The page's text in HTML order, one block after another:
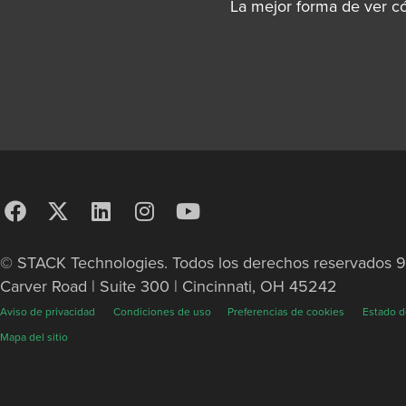
La mejor forma de ver
© STACK Technologies. Todos los derechos reservados
Carver Road | Suite 300 | Cincinnati, OH 45242
Aviso de privacidad Condiciones de uso Preferencias de cookies
Estado
Mapa del sitio